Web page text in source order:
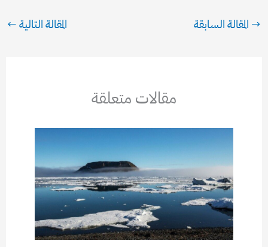
→ المقالة السابقة المقالة التالية←
مقالات متعلقة